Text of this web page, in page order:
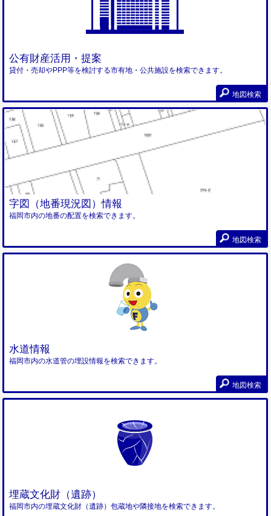
公有財産活用・提案
貸付・売却やPPP等を検討する市有地・公共施設を検索できます。
地図検索
字図（地番現況図）情報
福岡市内の地番の配置を検索できます。
地図検索
水道情報
福岡市内の水道管の埋設情報を検索できます。
地図検索
埋蔵文化財（遺跡）
福岡市内の埋蔵文化財（遺跡）包蔵地や隣接地を検索できます。